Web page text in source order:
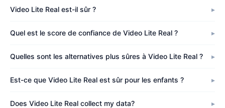
Video Lite Real est-il sûr ?
Quel est le score de confiance de Video Lite Real ?
Quelles sont les alternatives plus sûres à Video Lite Real ?
Est-ce que Video Lite Real est sûr pour les enfants ?
Does Video Lite Real collect my data?